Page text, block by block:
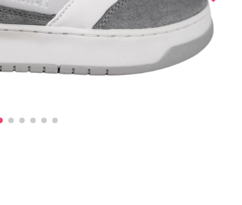
9
zapatillas nike
10. ea7